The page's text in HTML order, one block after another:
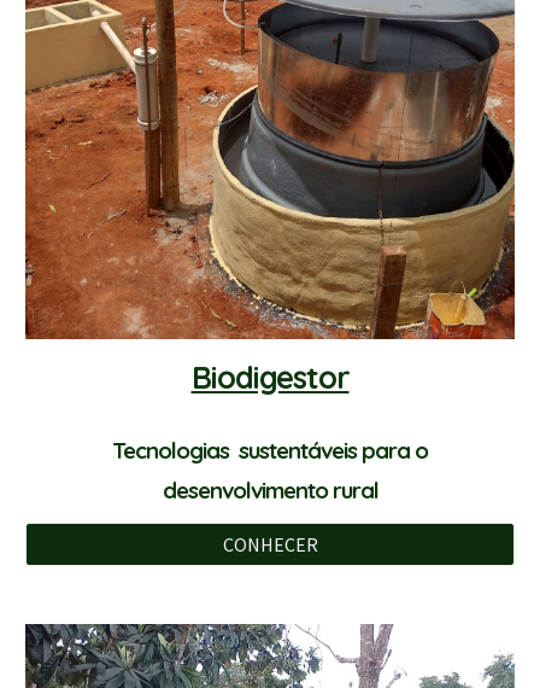
Biodigestor
Tecnologias sustentáveis para o
desenvolvimento rural
CONHECER